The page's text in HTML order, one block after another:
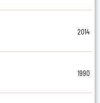
2014
1990